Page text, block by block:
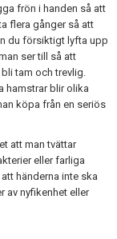
frön i handen så att
flera gånger så att
du försiktigt lyfta upp
ser till så att
tam och trevlig.
hamstrar blir olika
köpa från en seriös
att man tvättar
eller farliga
händerna inte ska
av nyfikenhet eller